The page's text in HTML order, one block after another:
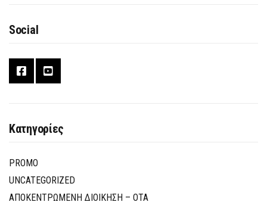
Social
Κατηγορίες
PROMO
UNCATEGORIZED
ΑΠΟΚΕΝΤΡΩΜΕΝΗ ΔΙΟΙΚΗΣΗ – ΟΤΑ